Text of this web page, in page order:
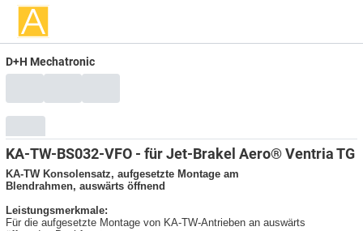
D+H Mechatronic
KA-TW-BS032-VFO - für Jet-Brakel Aero® Ventria TG
KA-TW Konsolensatz, aufgesetzte Montage am
Blendrahmen, auswärts öffnend
Leistungsmerkmale:
Für die aufgesetzte Montage von KA-TW-Antrieben an auswärts